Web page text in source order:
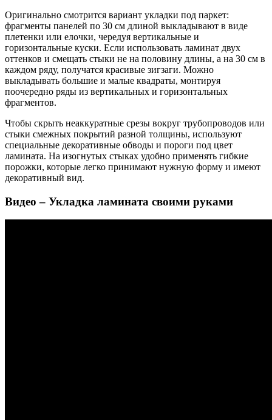
Оригинально смотрится вариант укладки под паркет:
фрагменты панелей по 30 см длиной выкладывают в виде
плетенки или елочки, чередуя вертикальные и
горизонтальные куски. Если использовать ламинат двух
оттенков и смещать стыки не на половину длины, а на 30 см в
каждом ряду, получатся красивые зигзаги. Можно
выкладывать большие и малые квадраты, монтируя
поочередно ряды из вертикальных и горизонтальных
фрагментов.
Чтобы скрыть неаккуратные срезы вокруг трубопроводов или
стыки смежных покрытий разной толщины, используют
специальные декоративные обводы и пороги под цвет
ламината. На изогнутых стыках удобно применять гибкие
порожки, которые легко принимают нужную форму и имеют
декоративный вид.
Видео – Укладка ламината своими руками